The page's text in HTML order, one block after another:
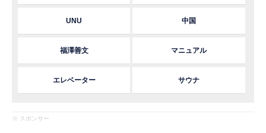
UNU 中国
福澤善文 マニュアル
エレベーター サウナ
※ スポンサー